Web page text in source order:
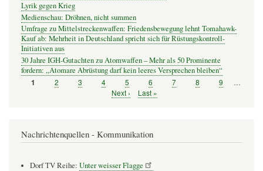
Lyrik gegen Krieg
Medienschau: Dröhnen, nicht summen
Umfrage zu Mittelstreckenwaffen: Friedensbewegung lehnt Tomahawk-
Kauf ab: Mehrheit in Deutschland spricht sich für Rüstungskontroll-
Initiativen aus
30 Jahre IGH-Gutachten zu Atomwaffen – Mehr als 50 Prominente
fordern: „Atomare Abrüstung darf kein leeres Versprechen bleiben“
Seitennummerierung
Seite
1 Seite
2 Seite
3 Seite
4 Seite
5 Seite
6 Seite
7 Seite
8 Seite
9
…
Nächste
Next ›
Letzte
Last »
Nachrichtenquellen - Kommunikation
Dorf TV Reihe: Unter weisser Flagge